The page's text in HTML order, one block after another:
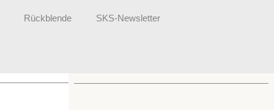
Rückblende SKS-Newsletter